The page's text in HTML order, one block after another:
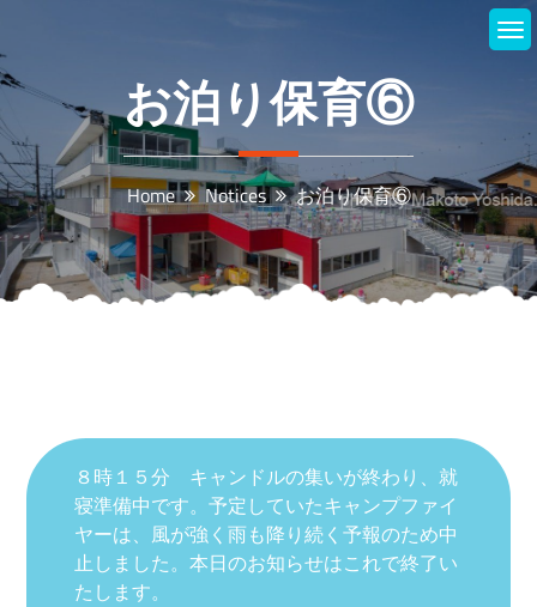
content
お泊り保育⑥
Home Notices お泊り保育⑥
８時１５分 キャンドルの集いが終わり、就
寝準備中です。予定していたキャンプファイ
ヤーは、風が強く雨も降り続く予報のため中
止しました。本日のお知らせはこれで終了い
たします。